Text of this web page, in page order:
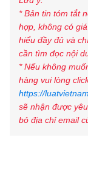
* Bản tin tóm tắt
hợp, không có
hiểu đầy đủ và
cần tìm đọc nội
* Nếu không
hàng vui lòng
https://
sẽ nhận được
bỏ địa chỉ email